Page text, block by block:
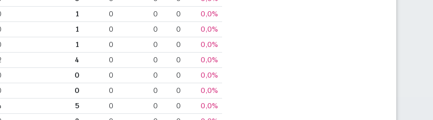
1 0 0 0
0,0%
1 0 0 0
0,0%
1 0 0 0
0,0%
4 0 0 0
0,0%
0 0 0 0
0,0%
0 0 0 0
0,0%
5 0 0 0
0,0%